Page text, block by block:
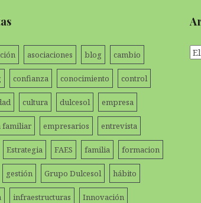
asociaciones blog cambio
confianza conocimiento control
cultura dulcesol empresa
familiar empresarios entrevista
Estrategia FAES familia formacion
gestión Grupo Dulcesol hábito
infraestructuras Innovación